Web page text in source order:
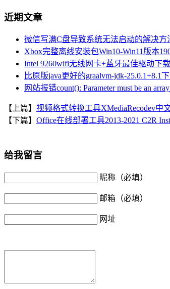
近期文章
微信写满C盘导致系统无法启动的解决方
Xbox完整离线安装包Win10-Win11版本
Intel 9260wifi无线网卡+蓝牙最佳驱动下载
比原版java更好的graalvm-jdk-25.0.1+8.1
网站报错count(): Parameter must be an
【上篇】 视频格式转换工具XMediaRecodev中
【下篇】 Office在线部署工具2013-2021 C2R
给我留言
昵称（必填）
邮箱（必填）
网址